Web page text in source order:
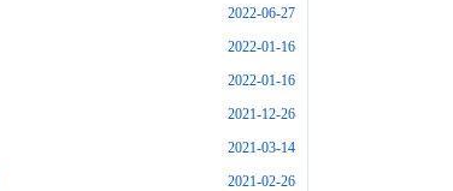
2022-06-27
2022-01-16
2022-01-16
2021-12-26
2021-03-14
2021-02-26